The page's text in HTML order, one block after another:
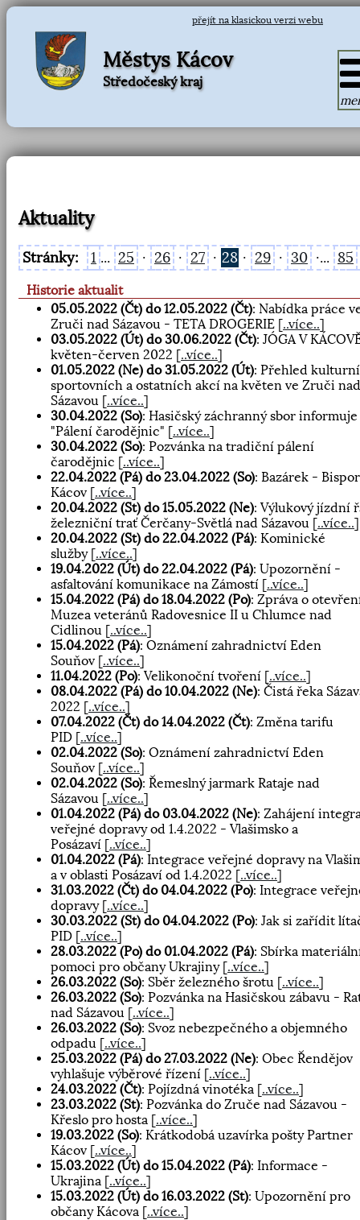
přejít na klasickou verzi webu
Městys Kácov
Středočeský kraj
Aktuality
Stránky: 1 ... 25 · 26 · 27 · 28 · 29 · 30 ·... 85
Historie aktualit
05.05.2022 (Čt) do 12.05.2022 (Čt): Nabídka práce
Zruči nad Sázavou - TETA DROGERIE [..více..]
03.05.2022 (Út) do 30.06.2022 (Čt): JÓGA V
květen-červen 2022 [..více..]
01.05.2022 (Ne) do 31.05.2022 (Út): Přehled
sportovních a ostatních akcí na květen ve Zruči nad
Sázavou [..více..]
30.04.2022 (So): Hasičský záchranný sbor
"Pálení čarodějnic" [..více..]
30.04.2022 (So): Pozvánka na tradiční pálení
čarodějnic [..více..]
22.04.2022 (Pá) do 23.04.2022 (So): Bazárek -
Kácov [..více..]
20.04.2022 (St) do 15.05.2022 (Ne): Výlukový jízdní
železniční trať Čerčany-Světlá nad Sázavou [..více..]
20.04.2022 (St) do 22.04.2022 (Pá): Kominické
služby [..více..]
19.04.2022 (Út) do 22.04.2022 (Pá): Upozornění -
asfaltování komunikace na Zámostí [..více..]
15.04.2022 (Pá) do 18.04.2022 (Po): Zpráva o
Muzea veteránů Radovesnice II u Chlumce nad
Cidlinou [..více..]
15.04.2022 (Pá): Oznámení zahradnictví Eden
Souňov [..více..]
11.04.2022 (Po): Velikonoční tvoření [..více..]
08.04.2022 (Pá) do 10.04.2022 (Ne): Čistá řeka
2022 [..více..]
07.04.2022 (Čt) do 14.04.2022 (Čt): Změna tarifu
PID [..více..]
02.04.2022 (So): Oznámení zahradnictví Eden
Souňov [..více..]
02.04.2022 (So): Řemeslný jarmark Rataje nad
Sázavou [..více..]
01.04.2022 (Pá) do 03.04.2022 (Ne): Zahájení
veřejné dopravy od 1.4.2022 - Vlašimsko a
Posázaví [..více..]
01.04.2022 (Pá): Integrace veřejné dopravy na
a v oblasti Posázaví od 1.4.2022 [..více..]
31.03.2022 (Čt) do 04.04.2022 (Po): Integrace
dopravy [..více..]
30.03.2022 (St) do 04.04.2022 (Po): Jak si zařídit
PID [..více..]
28.03.2022 (Po) do 01.04.2022 (Pá): Sbírka
pomoci pro občany Ukrajiny [..více..]
26.03.2022 (So): Sběr železného šrotu [..více..]
26.03.2022 (So): Pozvánka na Hasičskou zábavu -
nad Sázavou [..více..]
26.03.2022 (So): Svoz nebezpečného a objemného
odpadu [..více..]
25.03.2022 (Pá) do 27.03.2022 (Ne): Obec Řendějov
vyhlašuje výběrové řízení [..více..]
24.03.2022 (Čt): Pojízdná vinotéka [..více..]
23.03.2022 (St): Pozvánka do Zruče nad Sázavou -
Křeslo pro hosta [..více..]
19.03.2022 (So): Krátkodobá uzavírka pošty Partner
Kácov [..více..]
15.03.2022 (Út) do 15.04.2022 (Pá): Informace -
Ukrajina [..více..]
15.03.2022 (Út) do 16.03.2022 (St): Upozornění pro
občany Kácova [..více..]